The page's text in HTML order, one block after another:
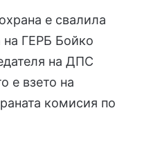
е свалила
на ГЕРБ Бойко
на ДПС
е взето на
комисия по